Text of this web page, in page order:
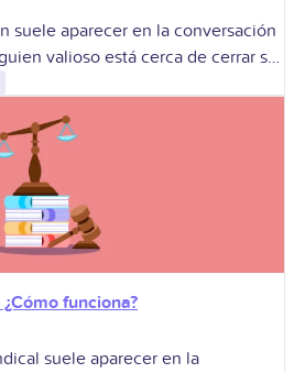
suele aparecer en la conversación
valioso está cerca de cerrar su
reforma obliga a revisar lo
funciona?
suele aparecer en la